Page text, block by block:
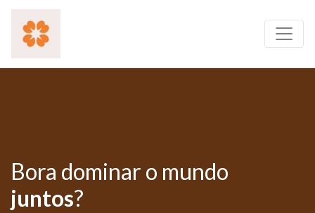
Bora dominar o mundo
juntos?